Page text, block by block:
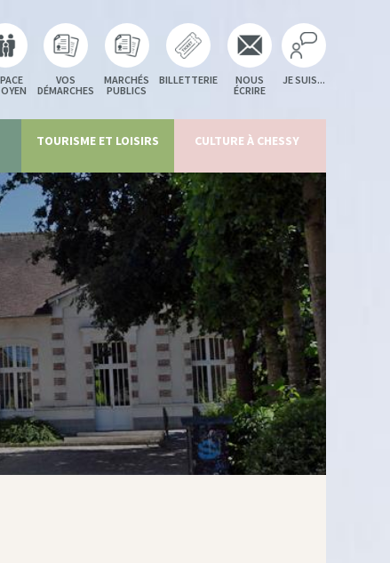
VOS
DÉMARCHES
MARCHÉS
PUBLICS
BILLETTERIE
NOUS
ÉCRIRE
JE SUIS...
TOURISME ET LOISIRS CULTURE À CHESSY